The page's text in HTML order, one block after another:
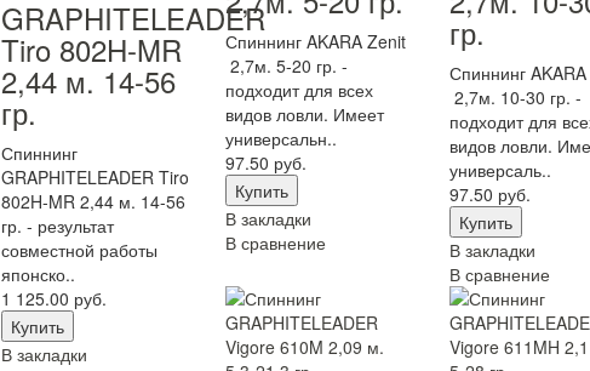
GRAPHITELEADER
Tiro 802H-MR
2,44 м. 14-56
гр.
Спиннинг
GRAPHITELEADER Tiro
802H-MR 2,44 м. 14-56
гр. - результат
совместной работы
японско..
1 125.00 руб.
В закладки
Спиннинг AKARA Zenit
2,7м. 5-20 гр. -
подходит для всех
видов ловли. Имеет
универсальн..
97.50 руб.
В закладки
В сравнение
гр.
Спиннинг
2,7м. 10-30 гр. -
подходит для
видов ловли.
универсаль..
97.50 руб.
В закладки
В сравнение